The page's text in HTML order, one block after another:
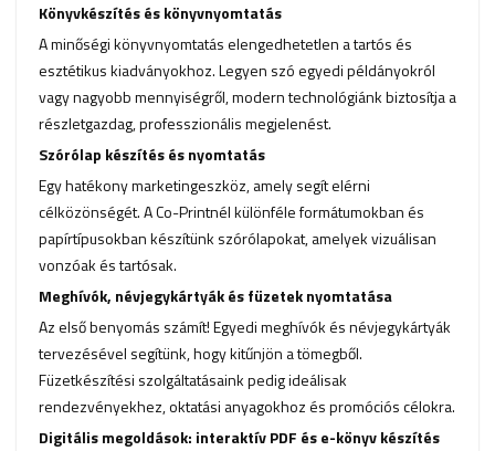
Könyvkészítés és könyvnyomtatás
A minőségi könyvnyomtatás elengedhetetlen a tartós és
esztétikus kiadványokhoz. Legyen szó egyedi példányokról
vagy nagyobb mennyiségről, modern technológiánk biztosítja a
részletgazdag, professzionális megjelenést.
Szórólap készítés és nyomtatás
Egy hatékony marketingeszköz, amely segít elérni
célközönségét. A Co-Printnél különféle formátumokban és
papírtípusokban készítünk szórólapokat, amelyek vizuálisan
vonzóak és tartósak.
Meghívók, névjegykártyák és füzetek nyomtatása
Az első benyomás számít! Egyedi meghívók és névjegykártyák
tervezésével segítünk, hogy kitűnjön a tömegből.
Füzetkészítési szolgáltatásaink pedig ideálisak
rendezvényekhez, oktatási anyagokhoz és promóciós célokra.
Digitális megoldások: interaktív PDF és e-könyv készítés